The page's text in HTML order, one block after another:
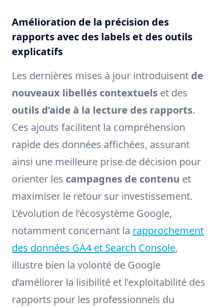
Amélioration de la précision des
rapports avec des labels et des outils
explicatifs
Les dernières mises à jour introduisent de
nouveaux libellés contextuels et des
outils d’aide à la lecture des rapports.
Ces ajouts facilitent la compréhension
rapide des données affichées, assurant
ainsi une meilleure prise de décision pour
orienter les campagnes de contenu et
maximiser le retour sur investissement.
L’évolution de l’écosystème Google,
notamment concernant la rapprochement
des données GA4 et Search Console,
illustre bien la volonté de Google
d’améliorer la lisibilité et l’exploitabilité des
rapports pour les professionnels du